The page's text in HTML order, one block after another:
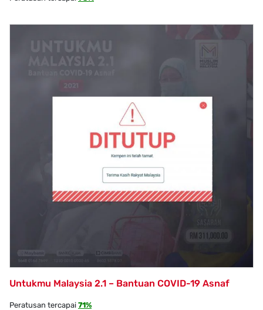
Untukmu Malaysia 2.1 – Bantuan COVID-19 Asnaf
Peratusan tercapai 71%